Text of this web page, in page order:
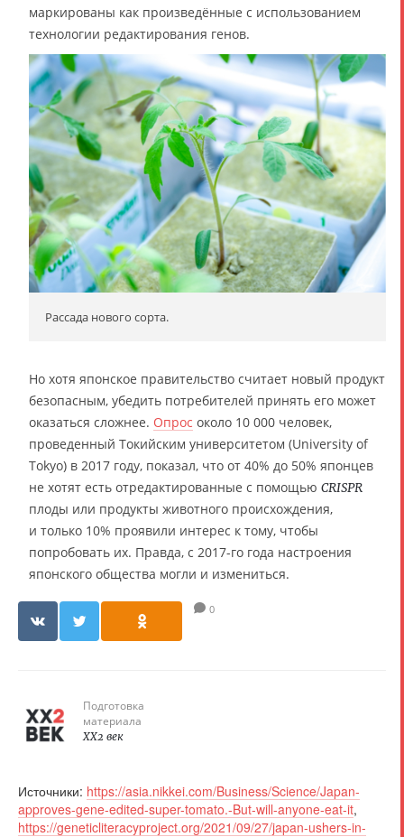
маркированы как произведённые с использованием
технологии редактирования генов.
Рассада нового сорта.
Но хотя японское правительство считает новый продукт
безопасным, убедить потребителей принять его может
оказаться сложнее. Опрос около 10 000 человек,
проведенный Токийским университетом (University of
Tokyo) в 2017 году, показал, что от 40% до 50% японцев
не хотят есть отредактированные с помощью CRISPR
плоды или продукты животного происхождения,
и только 10% проявили интерес к тому, чтобы
попробовать их. Правда, с 2017-го года настроения
японского общества могли и измениться.
0
Подготовка
материала
XX2 век
Источники: https://asia.nikkei.com/Business/Science/Japan-
approves-gene-edited-super-tomato.-But-will-anyone-eat-it,
https://geneticliteracyproject.org/2021/09/27/japan-ushers-in-